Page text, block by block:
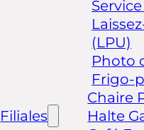
(LPU)
Photo
Frigo-
Filiales
Chaire
Halte